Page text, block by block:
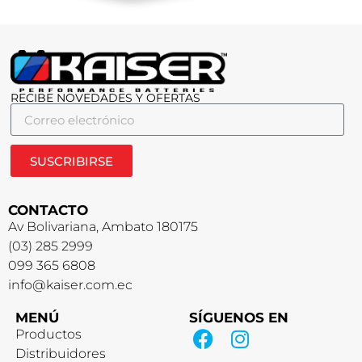
RECIBE NOVEDADES Y OFERTAS
SUSCRIBIRSE
CONTACTO
Av Bolivariana, Ambato 180175
(03) 285 2999
099 365 6808
info@kaiser.com.ec
MENÚ
Productos
Distribuidores
SÍGUENOS EN